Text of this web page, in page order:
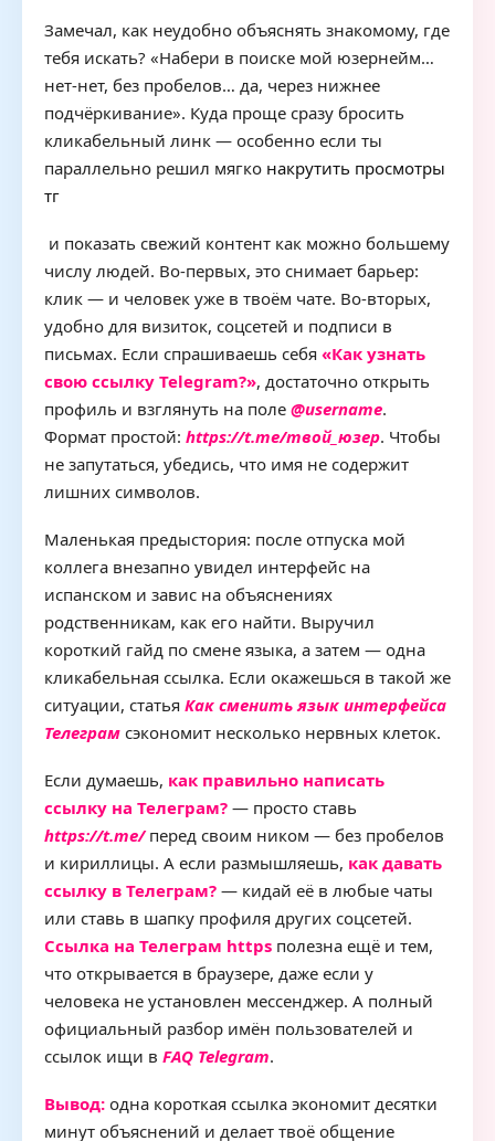
Замечал, как неудобно объяснять знакомому, где
тебя искать? «Набери в поиске мой юзернейм…
нет‑нет, без пробелов… да, через нижнее
подчёркивание». Куда проще сразу бросить
кликабельный линк — особенно если ты
параллельно решил мягко накрутить просмотры
тг
и показать свежий контент как можно большему
числу людей. Во‑первых, это снимает барьер:
клик — и человек уже в твоём чате. Во‑вторых,
удобно для визиток, соцсетей и подписи в
письмах. Если спрашиваешь себя «Как узнать
свою ссылку Telegram?», достаточно открыть
профиль и взглянуть на поле @username.
Формат простой: https://t.me/твой_юзер. Чтобы
не запутаться, убедись, что имя не содержит
лишних символов.
Маленькая предыстория: после отпуска мой
коллега внезапно увидел интерфейс на
испанском и завис на объяснениях
родственникам, как его найти. Выручил
короткий гайд по смене языка, а затем — одна
кликабельная ссылка. Если окажешься в такой же
ситуации, статья Как сменить язык интерфейса
Телеграм сэкономит несколько нервных клеток.
Если думаешь, как правильно написать
ссылку на Телеграм? — просто ставь
https://t.me/перед своим ником — без пробелов
и кириллицы. А если размышляешь, как давать
ссылку в Телеграм? — кидай её в любые чаты
или ставь в шапку профиля других соцсетей.
Ссылка на Телеграм https полезна ещё и тем,
что открывается в браузере, даже если у
человека не установлен мессенджер. А полный
официальный разбор имён пользователей и
ссылок ищи в FAQ Telegram.
Вывод: одна короткая ссылка экономит десятки
минут объяснений и делает твоё общение